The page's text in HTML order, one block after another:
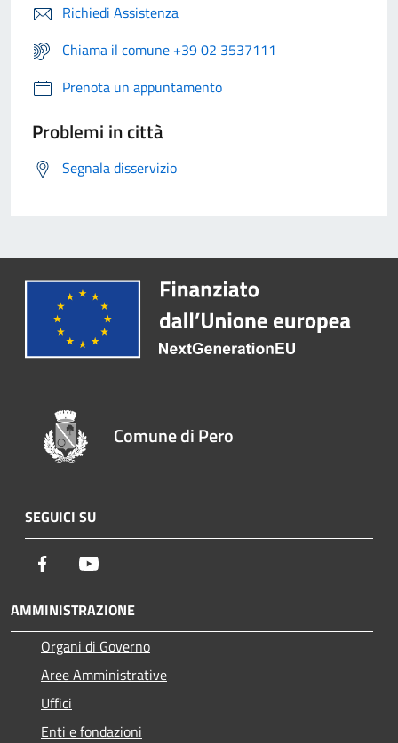
Richiedi Assistenza
Chiama il comune +39 02 3537111
Prenota un appuntamento
Problemi in città
Segnala disservizio
Comune di Pero
SEGUICI SU
Facebook
AMMINISTRAZIONE
Organi di Governo
Aree Amministrative
Uffici
Enti e fondazioni